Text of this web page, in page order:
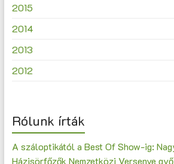
2015
2014
2013
2012
Rólunk írták
A száloptikától a Best Of Show-ig:
Házisörfőzők Nemzetközi Versenye